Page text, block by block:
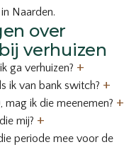
Naarden.
over
verhuizen
ga verhuizen? +
ik van bank switch? +
ik die meenemen? +
mij? +
periode mee voor de